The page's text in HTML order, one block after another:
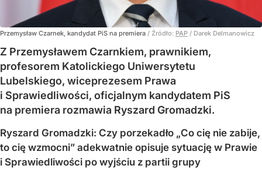
Przemysław Czarnek, kandydat PiS na premiera / Źródło: PAP / Darek Delmanowicz
Z Przemysławem Czarnkiem, prawnikiem,
profesorem Katolickiego Uniwersytetu
Lubelskiego, wiceprezesem Prawa
i Sprawiedliwości, oficjalnym kandydatem PiS
na premiera rozmawia Ryszard Gromadzki.
Ryszard Gromadzki: Czy porzekadło „Co cię nie zabije,
to cię wzmocni” adekwatnie opisuje sytuację w Prawie
i Sprawiedliwości po wyjściu z partii grupy